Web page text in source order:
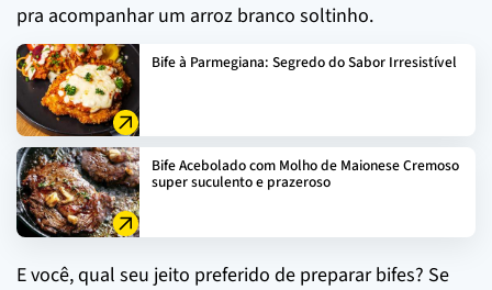
pra acompanhar um arroz branco soltinho.
Bife à Parmegiana: Segredo do Sabor Irresistível
Bife Acebolado com Molho de Maionese Cremoso
super suculento e prazeroso
E você, qual seu jeito preferido de preparar bifes? Se